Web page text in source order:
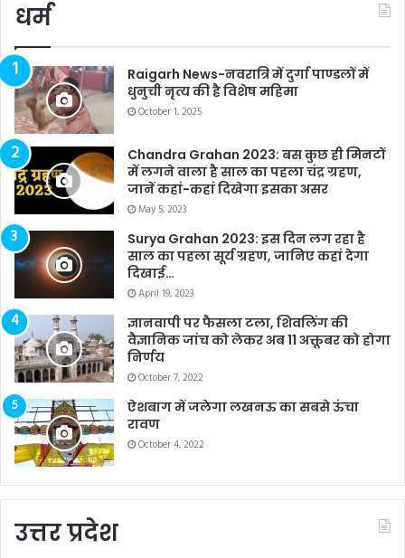
धर्म
Raigarh News-नवरात्रि में दुर्गा पाण्डलों में
धुनुची नृत्य की है विशेष महिमा
October 1, 2025
Chandra Grahan 2023: बस कुछ ही मिनटों
में लगने वाला है साल का पहला चंद्र ग्रहण,
जानें कहां-कहां दिखेगा इसका असर
May 5, 2023
Surya Grahan 2023: इस दिन लग रहा है
साल का पहला सूर्य ग्रहण, जानिए कहां देगा
दिखाई…
April 19, 2023
ज्ञानवापी पर फैसला टला, शिवलिंग की
वैज्ञानिक जांच को लेकर अब 11 अक्तूबर को होगा
निर्णय
October 7, 2022
ऐशबाग में जलेगा लखनऊ का सबसे ऊंचा
रावण
October 4, 2022
उत्तर प्रदेश